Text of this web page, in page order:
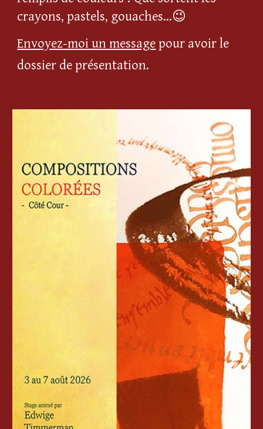
crayons, pastels, gouaches...😉
Envoyez-moi un message pour avoir le
dossier de présentation.